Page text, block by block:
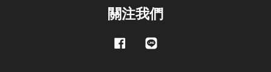
關注我們
Facebook